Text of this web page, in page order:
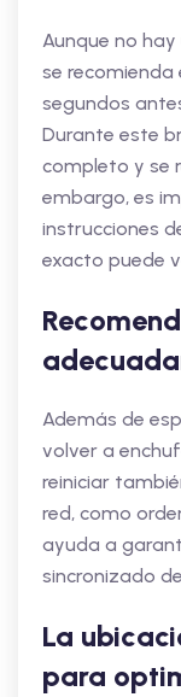
Aunque no
se recomienda
segundos
Durante este
completo y se
embargo, es
instrucciones
exacto puede
Además de
volver a
reiniciar
red, como
ayuda a
sincronizado
La
para